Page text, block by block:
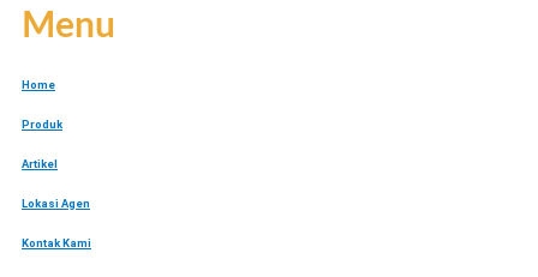
Menu
Home
Produk
Artikel
Lokasi Agen
Kontak Kami